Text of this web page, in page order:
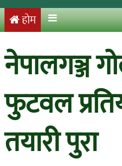
होम
नेपालगञ्ज
फुटवल
तयारी पुरा